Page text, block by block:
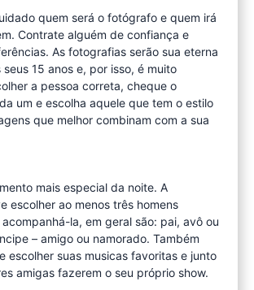
quem será o fotógrafo e quem irá
Contrate alguém de confiança e
As fotografias serão sua eterna
15 anos e, por isso, é muito
a pessoa correta, cheque o
um e escolha aquele que tem o estilo
que melhor combinam com a sua
mais especial da noite. A
escolher ao menos três homens
la, em geral são: pai, avô ou
– amigo ou namorado. Também
escolher suas musicas favoritas e junto
amigas fazerem o seu próprio show.